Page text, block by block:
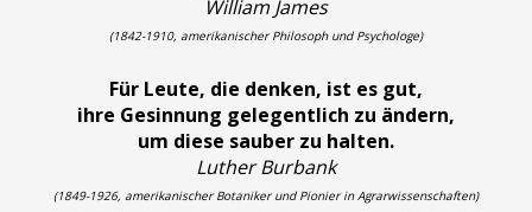
William James
(1842-1910, amerikanischer Philosoph und Psychologe)
Für Leute, die denken, ist es gut,
ihre Gesinnung gelegentlich zu ändern,
um diese sauber zu halten.
Luther Burbank
(1849-1926, amerikanischer Botaniker und Pionier in Agrarwissenschaften)